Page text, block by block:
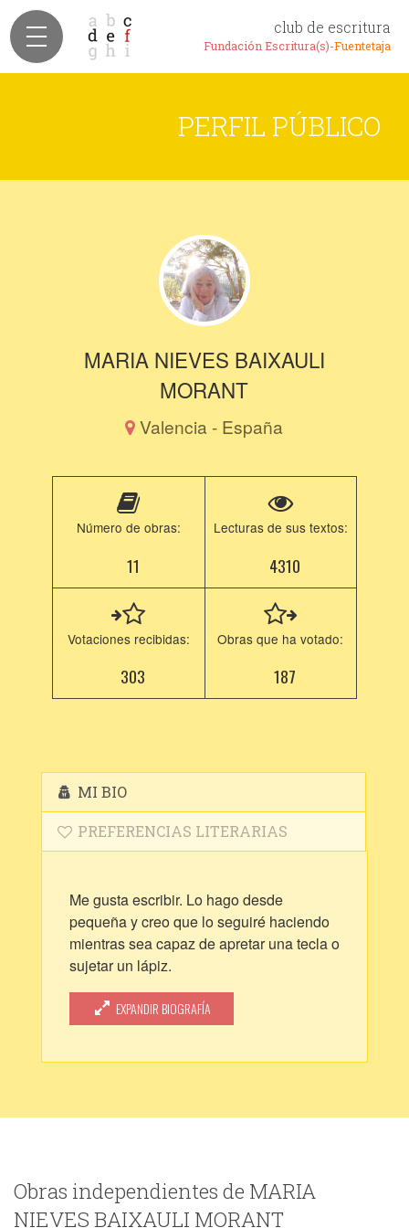
club de escritura
Fundación Escritura(s)-Fuentetaja
PERFIL PÚBLICO
MARIA NIEVES BAIXAULI
MORANT
Valencia - España
Número de obras:
11
Lecturas de sus textos:
4310
Votaciones recibidas:
303
Obras que ha votado:
187
MI BIO
PREFERENCIAS LITERARIAS
Me gusta escribir. Lo hago desde
pequeña y creo que lo seguiré haciendo
mientras sea capaz de apretar una tecla o
sujetar un lápiz.
Por timidez o por pereza, nunca me he
atrevido a presentar mis relatos en
ningún sitio. Ahora quiero hacerlo,
He de aclarar que asisto al taller de
también estoy matriculada en el itinerario
de filosofía segundo curso, después de
EXPANDIR BIOGRAFÍA
Obras independientes de MARIA
NIEVES BAIXAULI MORANT